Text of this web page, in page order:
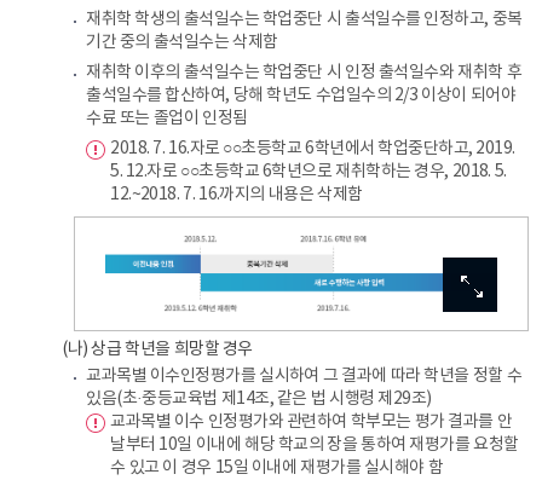
재취학 학생의 출석일수는 학업중단 시 출석일수를 인정하고, 중복
기간 중의 출석일수는 삭제함
재취학 이후의 출석일수는 학업중단 시 인정 출석일수와 재취학 후
출석일수를 합산하여, 당해 학년도 수업일수의 2/3 이상이 되어야
수료 또는 졸업이 인정됨
2018. 7. 16.자로 ○○초등학교 6학년에서 학업중단하고, 2019.
5. 12.자로 ○○초등학교 6학년으로 재취학하는 경우, 2018. 5.
12.~2018. 7. 16.까지의 내용은 삭제함
2018.
7.
16.:
6학년
유예
2019.
확대보기
확대보기
확대보기
확대보기
확대보기
(나) 상급 학년을 희망할 경우
교과목별 이수인정평가를 실시하여 그 결과에 따라 학년을 정할 수
있음(초·중등교육법 제14조, 같은 법 시행령 제29조)
교과목별 이수 인정평가와 관련하여 학부모는 평가 결과를 안
날부터 10일 이내에 해당 학교의 장을 통하여 재평가를 요청할
수 있고 이 경우 15일 이내에 재평가를 실시해야 함